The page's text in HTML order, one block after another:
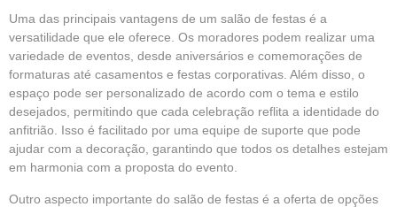
Uma das principais vantagens de um salão de festas é a
versatilidade que ele oferece. Os moradores podem realizar uma
variedade de eventos, desde aniversários e comemorações de
formaturas até casamentos e festas corporativas. Além disso, o
espaço pode ser personalizado de acordo com o tema e estilo
desejados, permitindo que cada celebração reflita a identidade do
anfitrião. Isso é facilitado por uma equipe de suporte que pode
ajudar com a decoração, garantindo que todos os detalhes estejam
em harmonia com a proposta do evento.
Outro aspecto importante do salão de festas é a oferta de opções